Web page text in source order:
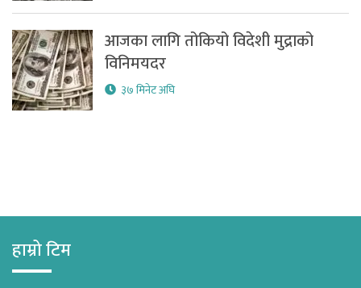
आजका लागि तोकियो विदेशी मुद्राको
विनिमयदर
३७ मिनेट अघि
हाम्रो टिम